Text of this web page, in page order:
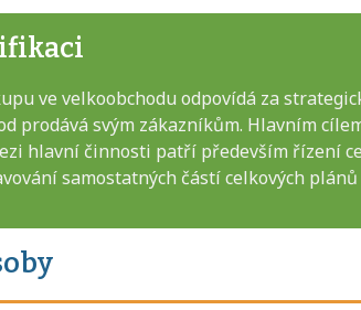
ve velkoobchodu odpovídá za
prodává svým zákazníkům. Hlavním
hlavní činnosti patří především řízení
samostatných částí celkových